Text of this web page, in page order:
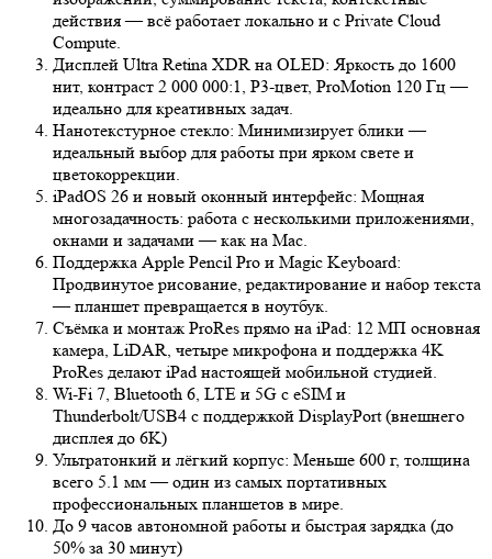
действия — всё работает локально и с Private Cloud
Compute.
Дисплей Ultra Retina XDR на OLED: Яркость до 1600
нит, контраст 2 000 000:1, P3-цвет, ProMotion 120 Гц —
идеально для креативных задач.
Нанотекстурное стекло: Минимизирует блики —
идеальный выбор для работы при ярком свете и
цветокоррекции.
iPadOS 26 и новый оконный интерфейс: Мощная
многозадачность: работа с несколькими приложениями,
окнами и задачами — как на Mac.
Поддержка Apple Pencil Pro и Magic Keyboard:
Продвинутое рисование, редактирование и набор текста
— планшет превращается в ноутбук.
Съёмка и монтаж ProRes прямо на iPad: 12 МП основная
камера, LiDAR, четыре микрофона и поддержка 4K
ProRes делают iPad настоящей мобильной студией.
Wi‑Fi 7, Bluetooth 6, LTE и 5G с eSIM и
Thunderbolt/USB4 с поддержкой DisplayPort (внешнего
дисплея до 6K)
Ультратонкий и лёгкий корпус: Меньше 600 г, толщина
всего 5.1 мм — один из самых портативных
профессиональных планшетов в мире.
До 9 часов автономной работы и быстрая зарядка (до
50% за 30 минут)